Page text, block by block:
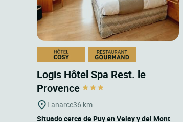
Logis Hôtel Spa Rest. le
Provence
Lanarce36 km
Situado cerca de Puy en Velay y del Mont